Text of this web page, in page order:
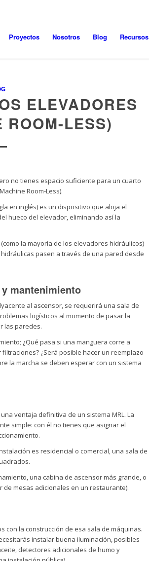
Proyectos Nosotros Blog Recursos
ELEVADORES
ROOM-LESS)
no tienes espacio suficiente para un cuarto
Room-Less).
en inglés) es un dispositivo que aloja el
hueco del elevador, eliminando así la
la mayoría de los elevadores hidráulicos)
pasen a través de una pared desde
mantenimiento
al ascensor, se requerirá una sala de
logísticos al momento de pasar la
las paredes.
¿Qué pasa si una manguera corre a
¿Será posible hacer un reemplazo
la marcha se deben esperar con un sistema
ventaja definitiva de un sistema MRL. La
simple: con él no tienes que asignar el
es residencial o comercial, una sala de
una cabina de ascensor más grande, o
mesas adicionales en un restaurante).
con la construcción de esa sala de máquinas.
instalar buena iluminación, posibles
detectores adicionales de humo y